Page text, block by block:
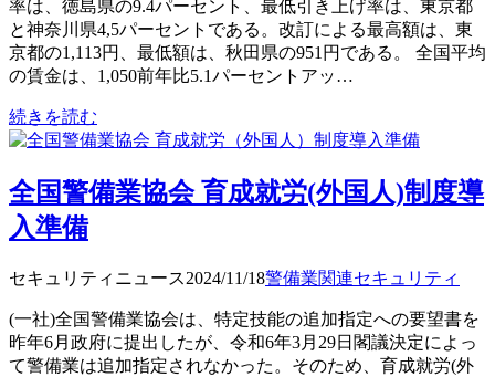
率は、徳島県の9.4パーセント、最低引き上げ率は、東京都
と神奈川県4,5パーセントである。改訂による最高額は、東
京都の1,113円、最低額は、秋田県の951円である。 全国平均
の賃金は、1,050前年比5.1パーセントアッ…
続きを読む
全国警備業協会 育成就労(外国人)制度導
入準備
セキュリティニュース2024/11/18警備業関連セキュリティ
(一社)全国警備業協会は、特定技能の追加指定への要望書を
昨年6月政府に提出したが、令和6年3月29日閣議決定によっ
て警備業は追加指定されなかった。そのため、育成就労(外